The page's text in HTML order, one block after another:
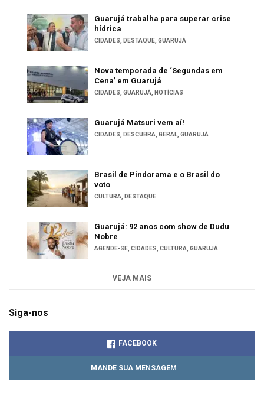
Guarujá trabalha para superar crise
hídrica
CIDADES DESTAQUE GUARUJÁ
Nova temporada de ‘Segundas em
Cena’ em Guarujá
CIDADES GUARUJÁ NOTÍCIAS
Guarujá Matsuri vem aí!
CIDADES DESCUBRA GERAL GUARUJÁ
Brasil de Pindorama e o Brasil do
voto
CULTURA DESTAQUE
Guarujá: 92 anos com show de Dudu
Nobre
AGENDE-SE CIDADES CULTURA GUARUJÁ
VEJA MAIS
Siga-nos
FACEBOOK
MANDE SUA MENSAGEM